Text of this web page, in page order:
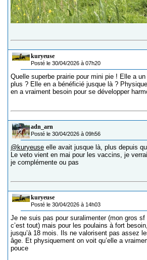
kuryeuse
Posté le 30/04/2026 à 07h20
Quelle superbe prairie pour mini pie ! Elle a
plus ? Elle en a bénéficié jusque là ?
en a vraiment besoin pour se développer
adn_arn
Posté le 30/04/2026 à 09h56
@kuryeuse elle avait jusque là, plus depuis
Le veto vient en mai pour les vaccins, je
je complémente ou pas
kuryeuse
Posté le 30/04/2026 à 14h03
Je ne suis pas pour suralimenter (mon gros
c’est tout) mais pour les poulains à fort
jusqu’à 18 mois. Ils ne valorisent pas assez
âge. Et physiquement on voit qu’elle a
pouce